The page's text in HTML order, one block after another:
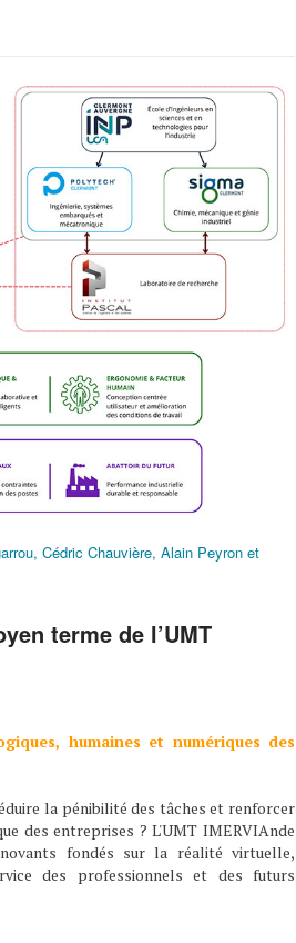
Cédric Chauvière, Alain Peyron et
terme de l’UMT
humaines et numériques des
la pénibilité des tâches et renforcer
des entreprises ? L'UMT IMERVIAnde
fondés sur la réalité virtuelle,
des professionnels et des futurs